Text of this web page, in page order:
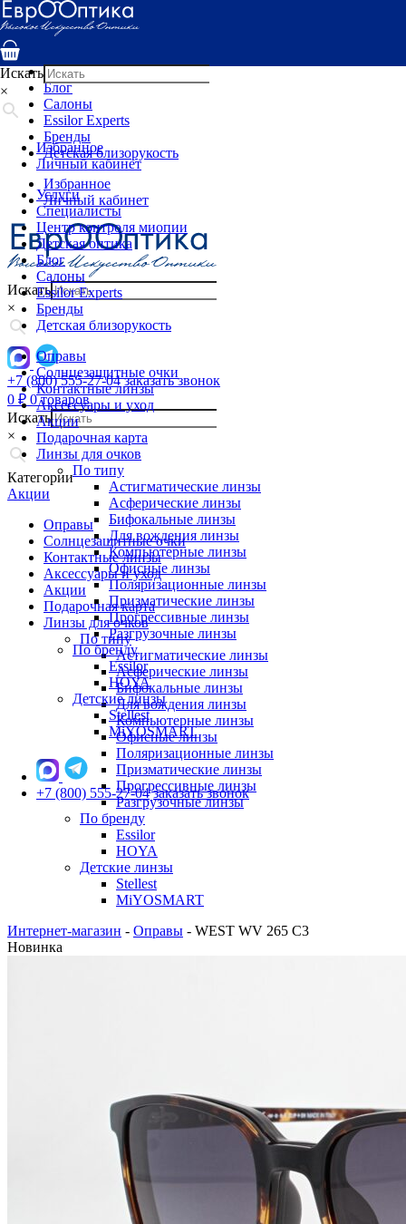
Услуги
Специалисты
Детская оптика
Блог
Салоны
Essilor Experts
Бренды
Детская близорукость
Избранное
Личный кабинет
Искать
×
+7 (800) 555-27-04 заказать звонок
0 ₽ 0 товаров
Искать
×
Категории
Акции
Оправы
Солнцезащитные очки
Контактные линзы
Аксессуары и уход
Акции
Подарочная карта
Линзы для очков
По типу
Астигматические линзы
Асферические линзы
Бифокальные линзы
Для вождения линзы
Компьютерные линзы
Офисные линзы
Поляризационные линзы
Призматические линзы
Прогрессивные линзы
Разгрузочные линзы
По бренду
Essilor
HOYA
Детские линзы
Stellest
MiYOSMART
Искать
×
Избранное
Личный кабинет
Услуги
Специалисты
Центр контроля миопии
Детская оптика
Блог
Салоны
Essilor Experts
Бренды
Детская близорукость
Оправы
Солнцезащитные очки
Контактные линзы
Аксессуары и уход
Акции
Подарочная карта
Линзы для очков
По типу
Астигматические линзы
Асферические линзы
Бифокальные линзы
Для вождения линзы
Компьютерные линзы
Офисные линзы
Поляризационные линзы
Призматические линзы
Прогрессивные линзы
Разгрузочные линзы
По бренду
Essilor
HOYA
Детские линзы
Stellest
MiYOSMART
+7 (800) 555-27-04 заказать звонок
Интернет-магазин - Оправы - WEST WV 265 C3
Новинка